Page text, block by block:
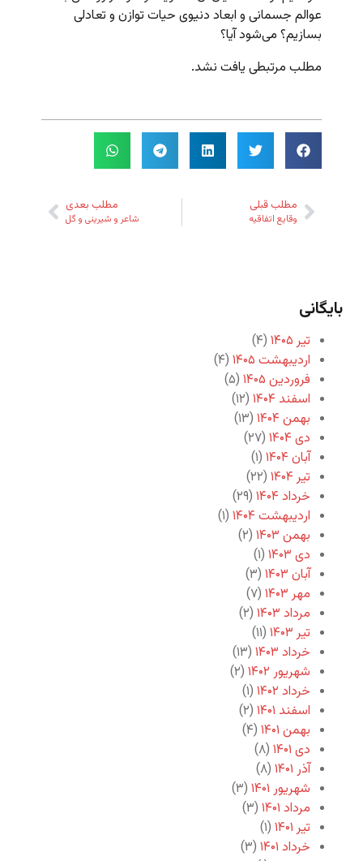
عوالم جسمانی و ابعاد دنیوی حیات توازن و تعادلی
بسازیم؟ می‌شود آیا؟
مطلب مرتبطی یافت نشد.
مطلب قبلی
وقایع اتفاقیه
مطلب بعدی
شاعر و شیرینی و گل
بایگانی
تیر ۱۴۰۵
(۴)
اردیبهشت ۱۴۰۵
(۴)
فروردین ۱۴۰۵
(۵)
اسفند ۱۴۰۴
(۱۲)
بهمن ۱۴۰۴
(۱۳)
دی ۱۴۰۴
(۲۷)
آبان ۱۴۰۴
(۱)
تیر ۱۴۰۴
(۲۲)
خرداد ۱۴۰۴
(۲۹)
اردیبهشت ۱۴۰۴
(۱)
بهمن ۱۴۰۳
(۲)
دی ۱۴۰۳
(۱)
آبان ۱۴۰۳
(۳)
مهر ۱۴۰۳
(۷)
مرداد ۱۴۰۳
(۲)
تیر ۱۴۰۳
(۱۱)
خرداد ۱۴۰۳
(۱۳)
شهریور ۱۴۰۲
(۲)
خرداد ۱۴۰۲
(۱)
اسفند ۱۴۰۱
(۲)
بهمن ۱۴۰۱
(۴)
دی ۱۴۰۱
(۸)
آذر ۱۴۰۱
(۸)
شهریور ۱۴۰۱
(۳)
مرداد ۱۴۰۱
(۳)
تیر ۱۴۰۱
(۱)
خرداد ۱۴۰۱
(۳)